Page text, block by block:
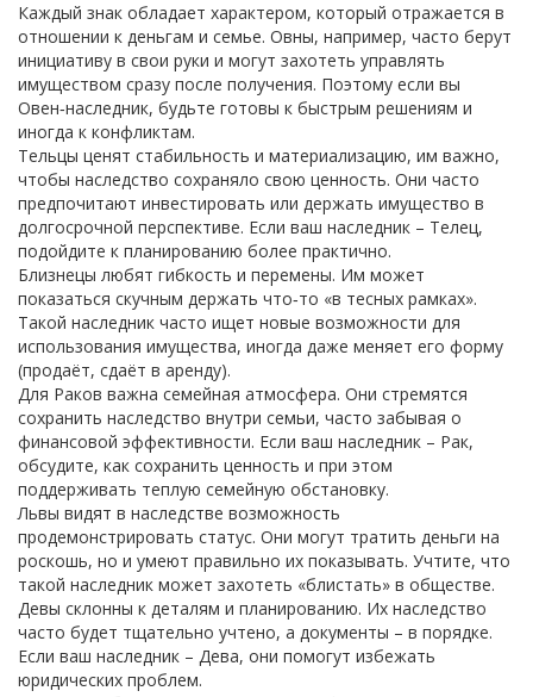
Каждый знак обладает характером, который отражается в
отношении к деньгам и семье. Овны, например, часто берут
инициативу в свои руки и могут захотеть управлять
имуществом сразу после получения. Поэтому если вы
Овен‑наследник, будьте готовы к быстрым решениям и
иногда к конфликтам.
Тельцы ценят стабильность и материализацию, им важно,
чтобы наследство сохраняло свою ценность. Они часто
предпочитают инвестировать или держать имущество в
долгосрочной перспективе. Если ваш наследник – Телец,
подойдите к планированию более практично.
Близнецы любят гибкость и перемены. Им может
показаться скучным держать что‑то «в тесных рамках».
Такой наследник часто ищет новые возможности для
использования имущества, иногда даже меняет его форму
(продаёт, сдаёт в аренду).
Для Раков важна семейная атмосфера. Они стремятся
сохранить наследство внутри семьи, часто забывая о
финансовой эффективности. Если ваш наследник – Рак,
обсудите, как сохранить ценность и при этом
поддерживать теплую семейную обстановку.
Львы видят в наследстве возможность
продемонстрировать статус. Они могут тратить деньги на
роскошь, но и умеют правильно их показывать. Учтите, что
такой наследник может захотеть «блистать» в обществе.
Девы склонны к деталям и планированию. Их наследство
часто будет тщательно учтено, а документы – в порядке.
Если ваш наследник – Дева, они помогут избежать
юридических проблем.